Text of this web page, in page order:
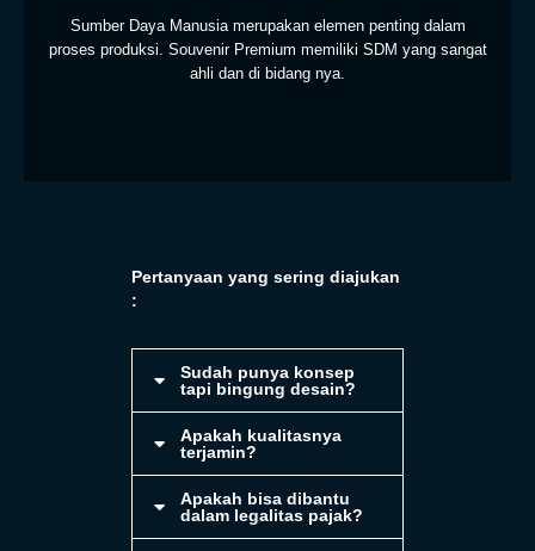
Sumber Daya Manusia merupakan elemen penting dalam
proses produksi. Souvenir Premium memiliki SDM yang sangat
ahli dan di bidang nya.
Pertanyaan yang sering diajukan
:
Sudah punya konsep
tapi bingung desain?
Apakah kualitasnya
terjamin?
Apakah bisa dibantu
dalam legalitas pajak?